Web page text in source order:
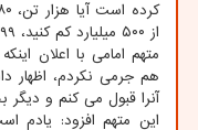
از ۵۰۰ میلیارد کم کنید، ۴۹۹ میلیارد و خرده ای می ماند.
هم جرمی نکردم، اظهار
آنرا قبول می کنم و دیگر
این متهم افزود: یادم است در